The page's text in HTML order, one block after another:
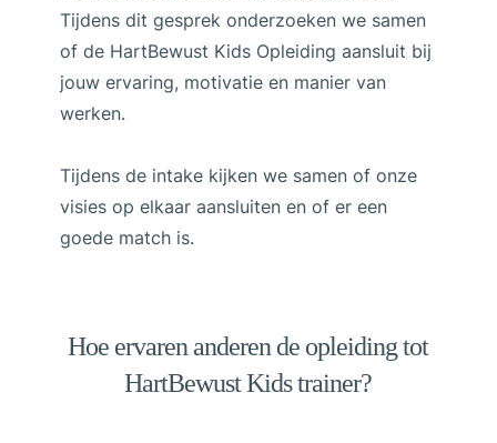
Tijdens dit gesprek onderzoeken we samen
of de HartBewust Kids Opleiding aansluit bij
jouw ervaring, motivatie en manier van
werken.
Tijdens de intake kijken we samen of onze
visies op elkaar aansluiten en of er een
goede match is.
Hoe ervaren anderen de opleiding tot
HartBewust Kids trainer?